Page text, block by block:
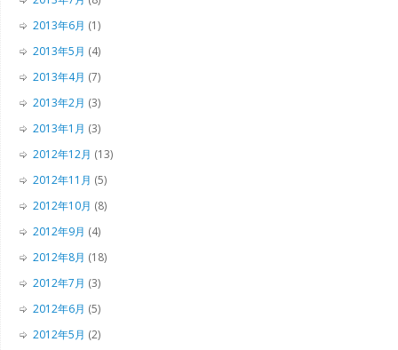
2013年6月 (1)
2013年5月 (4)
2013年4月 (7)
2013年2月 (3)
2013年1月 (3)
2012年12月 (13)
2012年11月 (5)
2012年10月 (8)
2012年9月 (4)
2012年8月 (18)
2012年7月 (3)
2012年6月 (5)
2012年5月 (2)